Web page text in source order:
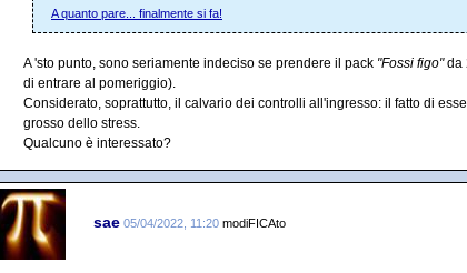
A quanto pare... finalmente si fa!
A 'sto punto, sono seriamente indeciso se prendere il pack "Fossi figo"da
di entrare al pomeriggio).
Considerato, soprattutto, il calvario dei controlli all'ingresso: il fatto di
grosso dello stress.
Qualcuno è interessato?
sae 05/04/2022, 11:20 modiFICAto